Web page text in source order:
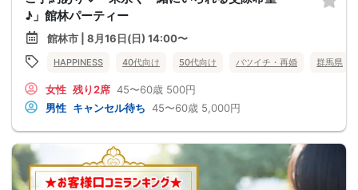
♪」館林パーティー
館林市 | 8月16日(日) 14:00〜
HAPPINESS 40代向け 50代向け バツイチ・再婚 群馬県
女性 残り2席 45〜60歳 500円
男性 キャンセル待ち 45〜60歳 5,000円